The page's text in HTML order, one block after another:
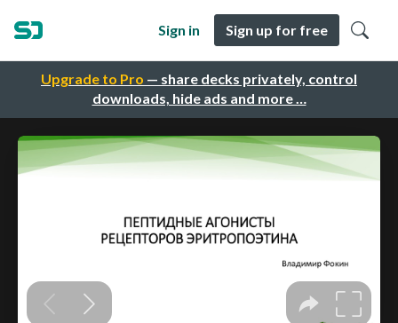
Upgrade to Pro — share decks privately, control
downloads, hide ads and more …
Sign in Sign up for free